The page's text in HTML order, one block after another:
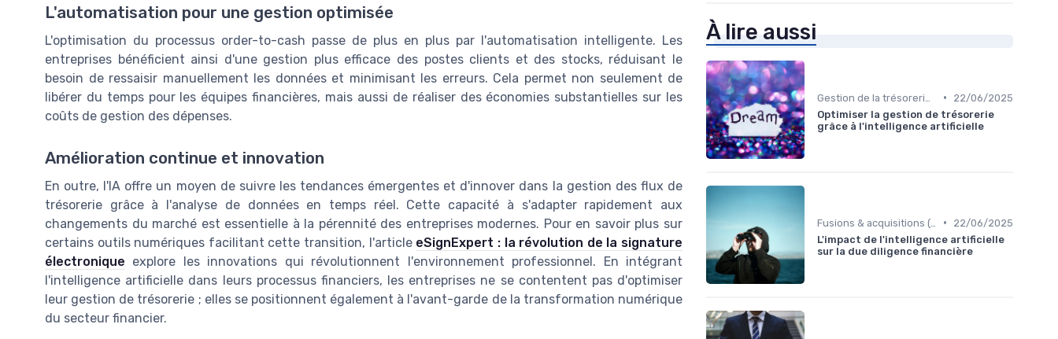
L'automatisation pour une gestion optimisée
L'optimisation du processus order-to-cash passe de plus en plus par l'automatisation intelligente. Les
entreprises bénéficient ainsi d'une gestion plus efficace des postes clients et des stocks, réduisant le
besoin de ressaisir manuellement les données et minimisant les erreurs. Cela permet non seulement de
libérer du temps pour les équipes financières, mais aussi de réaliser des économies substantielles sur les
coûts de gestion des dépenses.
Amélioration continue et innovation
En outre, l'IA offre un moyen de suivre les tendances émergentes et d'innover dans la gestion des flux de
trésorerie grâce à l'analyse de données en temps réel. Cette capacité à s'adapter rapidement aux
changements du marché est essentielle à la pérennité des entreprises modernes. Pour en savoir plus sur
certains outils numériques facilitant cette transition, l'article eSignExpert : la révolution de la signature
électronique explore les innovations qui révolutionnent l'environnement professionnel. En intégrant
l'intelligence artificielle dans leurs processus financiers, les entreprises ne se contentent pas d'optimiser
leur gestion de trésorerie ; elles se positionnent également à l'avant-garde de la transformation numérique
du secteur financier.
À lire aussi
•
22/06/2025
Optimiser la gestion de trésorerie
grâce à l'intelligence artificielle
•
22/06/2025
L'impact de l'intelligence artificielle
sur la due diligence financière